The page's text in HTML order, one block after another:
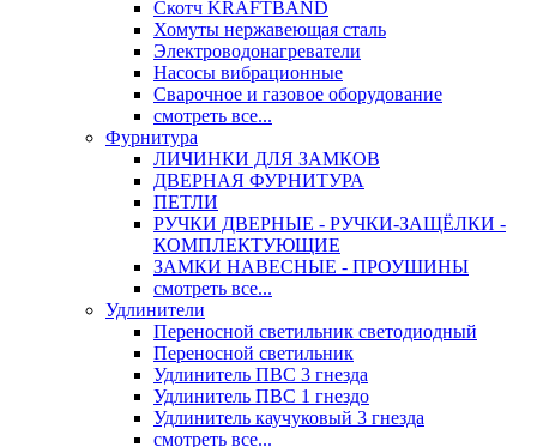
Скотч KRAFTBAND
Хомуты нержавеющая сталь
Электроводонагреватели
Насосы вибрационные
Сварочное и газовое оборудование
смотреть все...
Фурнитура
ЛИЧИНКИ ДЛЯ ЗАМКОВ
ДВЕРНАЯ ФУРНИТУРА
ПЕТЛИ
РУЧКИ ДВЕРНЫЕ - РУЧКИ-ЗАЩЁЛКИ -
КОМПЛЕКТУЮЩИЕ
ЗАМКИ НАВЕСНЫЕ - ПРОУШИНЫ
смотреть все...
Удлинители
Переносной светильник светодиодный
Переносной светильник
Удлинитель ПВС 3 гнезда
Удлинитель ПВС 1 гнездо
Удлинитель каучуковый 3 гнезда
смотреть все...